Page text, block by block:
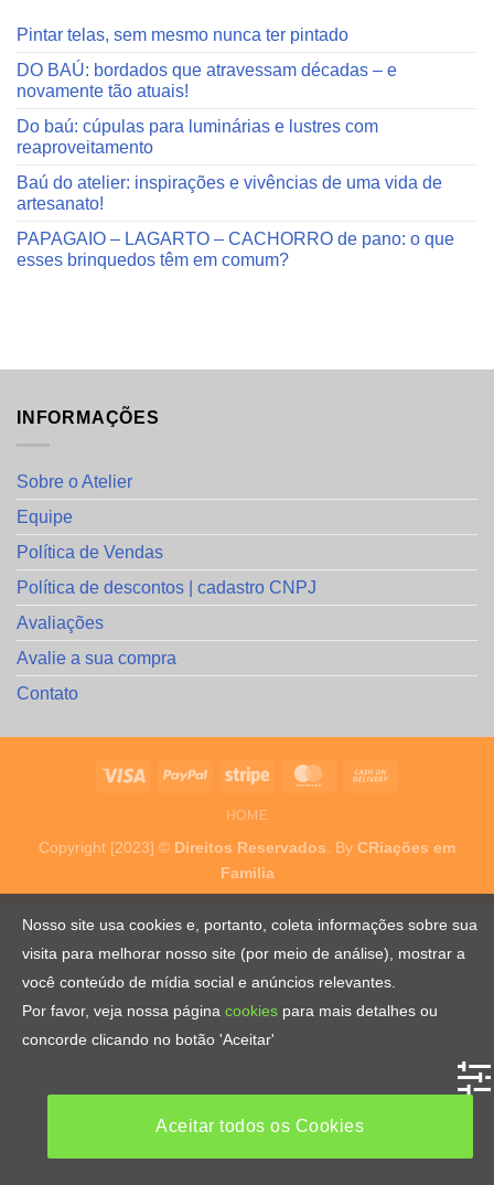
Pintar telas, sem mesmo nunca ter pintado
DO BAÚ: bordados que atravessam décadas – e
novamente tão atuais!
Do baú: cúpulas para luminárias e lustres com
reaproveitamento
Baú do atelier: inspirações e vivências de uma vida de
artesanato!
PAPAGAIO – LAGARTO – CACHORRO de pano: o que
esses brinquedos têm em comum?
INFORMAÇÕES
Sobre o Atelier
Equipe
Política de Vendas
Política de descontos | cadastro CNPJ
Avaliações
Avalie a sua compra
Contato
HOME
Copyright [2023] © Direitos Reservados . By CRiações em
Familia
Nosso site usa cookies e, portanto, coleta informações sobre sua
visita para melhorar nosso site (por meio de análise), mostrar a
você conteúdo de mídia social e anúncios relevantes.
Por favor, veja nossa página cookies para mais detalhes ou
concorde clicando no botão 'Aceitar'
Aceitar todos os Cookies